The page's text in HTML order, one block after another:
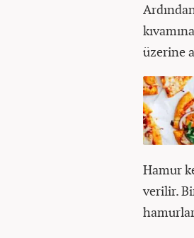
üzerine
Hamur
verilir.